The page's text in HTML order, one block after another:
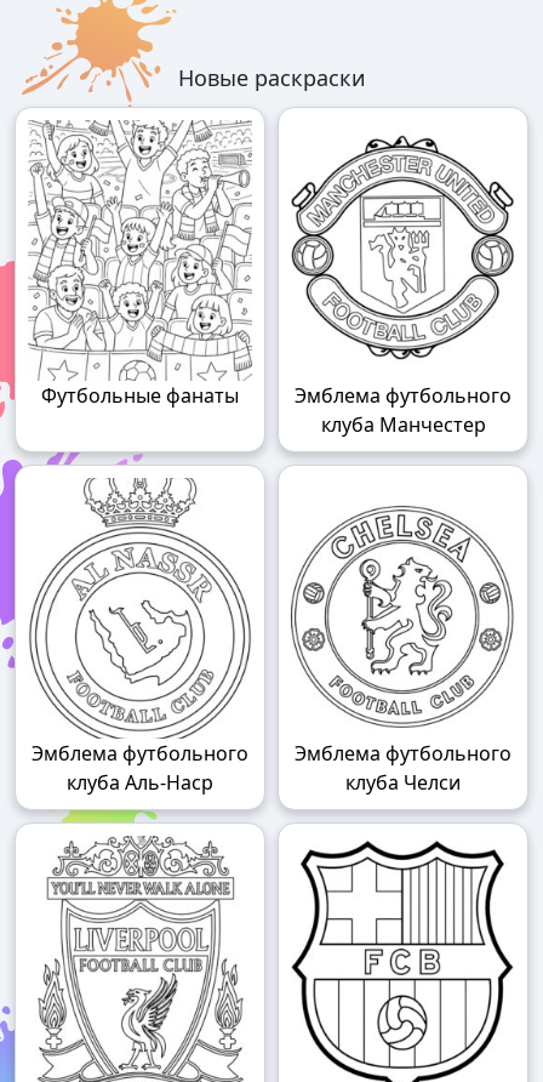
Новые раскраски
Футбольные фанаты
Эмблема футбольного
клуба Манчестер
Эмблема футбольного
клуба Аль-Наср
Эмблема футбольного
клуба Челси